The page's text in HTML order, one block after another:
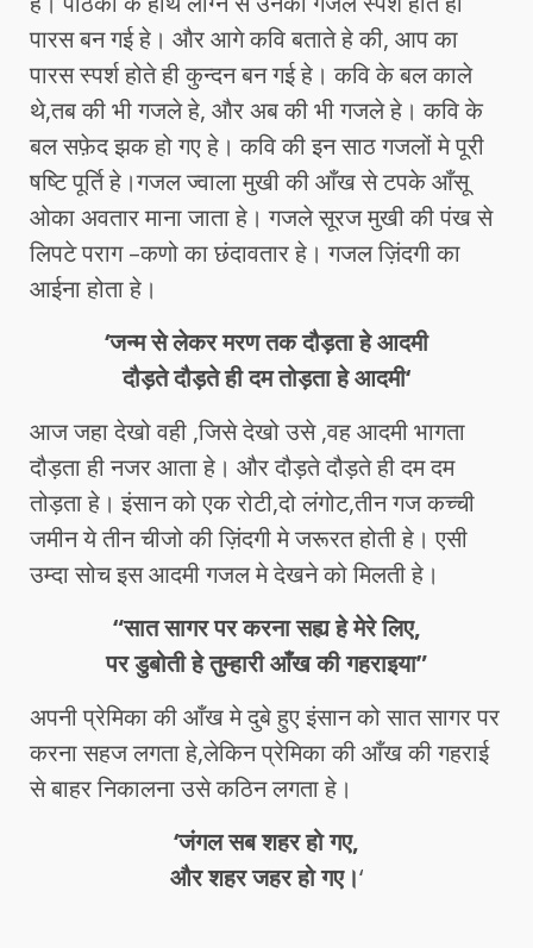
पारस बन गई हे। और आगे कवि बताते हे की, आप का
पारस स्पर्श होते ही कुन्दन बन गई हे। कवि के बल काले
थे,तब की भी गजले हे, और अब की भी गजले हे। कवि के
बल सफ़ेद झक हो गए हे। कवि की इन साठ गजलों मे पूरी
षष्टि पूर्ति हे।गजल ज्वाला मुखी की आँख से टपके आँसू
ओका अवतार माना जाता हे। गजले सूरज मुखी की पंख से
लिपटे पराग –कणो का छंदावतार हे। गजल ज़िंदगी का
आईना होता हे।
‘जन्म से लेकर मरण तक दौड़ता हे आदमी
दौड़ते दौड़ते ही दम तोड़ता हे आदमी‘
आज जहा देखो वही ,जिसे देखो उसे ,वह आदमी भागता
दौड़ता ही नजर आता हे। और दौड़ते दौड़ते ही दम दम
तोड़ता हे। इंसान को एक रोटी,दो लंगोट,तीन गज कच्ची
जमीन ये तीन चीजो की ज़िंदगी मे जरूरत होती हे। एसी
उम्दा सोच इस आदमी गजल मे देखने को मिलती हे।
“सात सागर पर करना सह्य हे मेरे लिए,
पर डुबोती हे तुम्हारी आँख की गहराइया”
अपनी प्रेमिका की आँख मे दुबे हुए इंसान को सात सागर पर
करना सहज लगता हे,लेकिन प्रेमिका की आँख की गहराई
से बाहर निकालना उसे कठिन लगता हे।
‘जंगल सब शहर हो गए,
और शहर जहर हो गए।‘